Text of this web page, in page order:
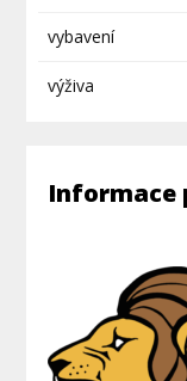
vybavení
výživa
Informace